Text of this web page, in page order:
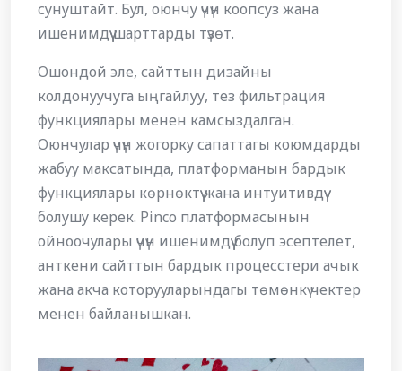
сунуштайт. Бул, оюнчу үчүн коопсуз жана
ишенимдүү шарттарды түзөт.
Ошондой эле, сайттын дизайны
колдонуучуга ыңгайлуу, тез фильтрация
функциялары менен камсыздалган.
Оюнчулар үчүн жогорку сапаттагы коюмдарды
жабуу максатында, платформанын бардык
функциялары көрнөктүү жана интуитивдүү
болушу керек. Pinco платформасынын
ойноочулары үчүн ишенимдүү болуп эсептелет,
анткени сайттын бардык процесстери ачык
жана акча которууларындагы төмөнкү чектер
менен байланышкан.